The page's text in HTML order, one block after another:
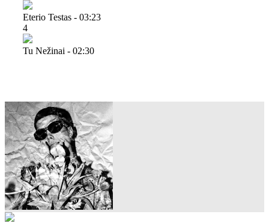
Eterio Testas - 03:23
4
Tu Nežinai - 02:30